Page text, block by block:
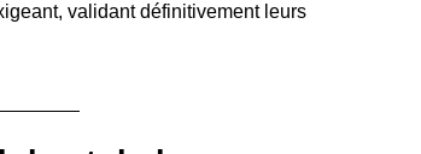
validant définitivement leurs